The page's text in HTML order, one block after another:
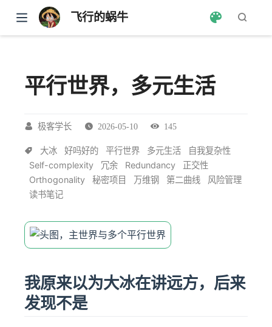
飞行的蜗牛
平行世界，多元生活
极客学长 2026-05-10 145
大冰 好吗好的 平行世界 多元生活
自我复杂性
Self-complexity
冗余 Redundancy
正交性
Orthogonality
秘密项目 万维钢 第二曲线
风险管理
读书笔记
我原来以为大冰在讲远方，后来
发现不是